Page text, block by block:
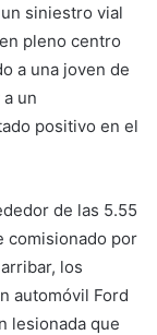
siniestro vial
pleno centro
a una joven de
un
positivo en el
de las 5.55
comisionado por
los
automóvil Ford
lesionada que